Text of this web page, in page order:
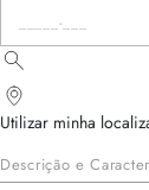
Utilizar minha
Descrição e